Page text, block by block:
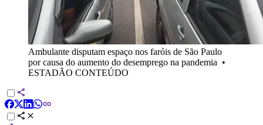
Ambulante disputam espaço nos faróis de São Paulo
por causa do aumento do desemprego na pandemia •
ESTADÃO CONTEÚDO